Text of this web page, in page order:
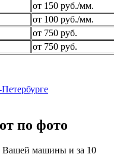
от 150 руб./мм.
от 100 руб./мм.
от 750 руб.
от 750 руб.
по фото
Вашей машины и за 10